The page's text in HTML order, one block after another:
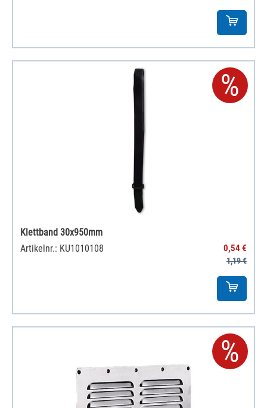
Klettband 30x950mm
Artikelnr.: KU1010108
0,54 €
1,19 €